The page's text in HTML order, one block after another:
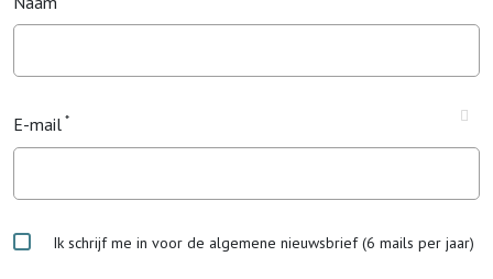
E-mail
Ik schrijf me in voor de algemene nieuwsbrief (6 mails per jaar)